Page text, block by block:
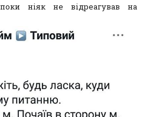
ніяк не відреагував на